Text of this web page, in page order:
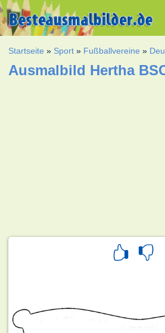
Startseite » Sport » Fußballvereine »
Ausmalbild Hertha